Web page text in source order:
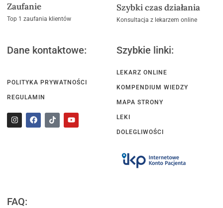
Zaufanie
Top 1 zaufania klientów
Szybki czas działania
Konsultacja z lekarzem online
Dane kontaktowe:
POLITYKA PRYWATNOŚCI
REGULAMIN
Szybkie linki:
LEKARZ ONLINE
KOMPENDIUM WIEDZY
MAPA STRONY
LEKI
DOLEGLIWOŚCI
FAQ: